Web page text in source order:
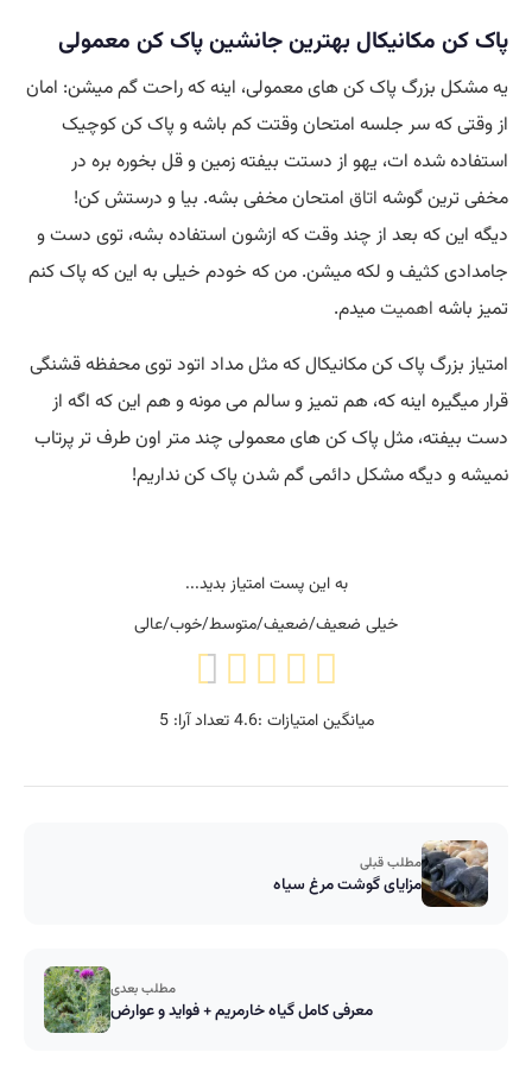
پاک کن مکانیکال بهترین جانشین پاک کن معمولی
یه مشکل بزرگ پاک کن های معمولی، اینه که راحت گم میشن: امان
از وقتی که سر جلسه امتحان وقتت کم باشه و پاک کن کوچیک
استفاده شده ات، یهو از دستت بیفته زمین و قل بخوره بره در
مخفی ترین گوشه اتاق امتحان مخفی بشه. بیا و درستش کن!
دیگه این که بعد از چند وقت که ازشون استفاده بشه، توی دست و
جامدادی کثیف و لکه میشن. من که خودم خیلی به این که پاک کنم
تمیز باشه اهمیتمیدم.
امتیاز بزرگ پاک کن مکانیکال که مثل مداد اتود توی محفظه قشنگی
قرار میگیره اینه که، هم تمیز و سالم می مونه و هم این که اگه از
دست بیفته، مثل پاک کن های معمولی چند متر اون طرف تر پرتاب
نمیشه و دیگه مشکل دائمی گم شدن پاک کن نداریم!
به این پست امتیاز بدید...
خیلی ضعیف/ضعیف/متوسط/خوب/عالی
میانگین امتیازات :4.6تعداد آرا:5
مطلب قبلی
مزایای گوشت مرغ سیاه
مطلب بعدی
معرفی کامل گیاه خارمریم + فواید و عوارض